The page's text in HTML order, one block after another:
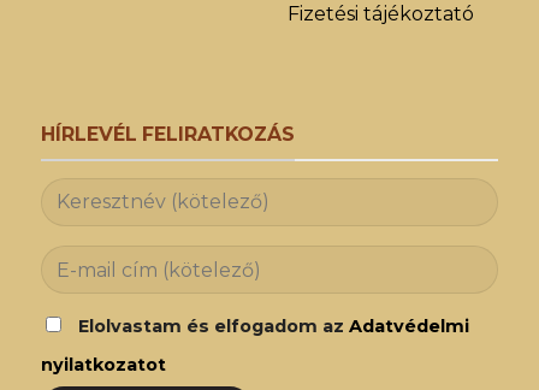
Fizetési tájékoztató
HÍRLEVÉL FELIRATKOZÁS
Elolvastam és elfogadom az Adatvédelmi
nyilatkozatot